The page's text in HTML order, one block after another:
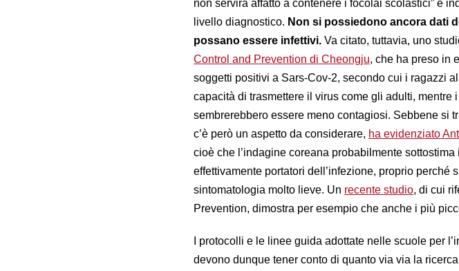
non servirà affatto a contenere i focolai scolastici” e
livello diagnostico. Non si possiedono ancora dati
possano essere infettivi. Va citato, tuttavia, uno
Control and Prevention di Cheongju, che ha preso in
soggetti positivi a Sars-Cov-2, secondo cui i ragazzi
capacità di trasmettere il virus come gli adulti, mentre
sembrerebbero essere meno contagiosi. Sebbene si
c’è però un aspetto da considerare, ha evidenziato
cioè che l’indagine coreana probabilmente
effettivamente portatori dell’infezione, proprio perché
sintomatologia molto lieve. Un recente studio, di cui
Prevention, dimostra per esempio che anche i più
I protocolli e le linee guida adottate nelle scuole per
devono dunque tener conto di quanto via via la